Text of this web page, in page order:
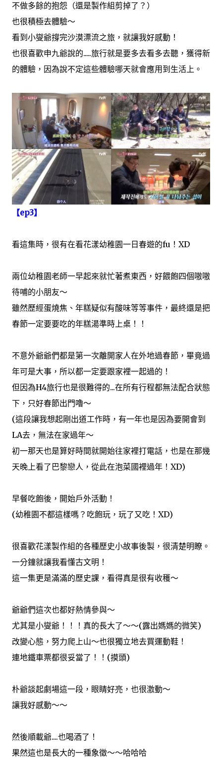
不做多餘的抱怨（還是製作組剪掉了？）
也很積極去體驗～
看到小燮爺撐完沙漠漂流之旅，就讓我好感動！
也很喜歡申九爺說的.....旅行就是要多去看多去聽，獲得新
的體驗，因為說不定這些體驗哪天就會應用到生活上。
【ep3】
看這集時，很有在看花漾幼稚園一日春遊的fu！XD
兩位幼稚園老師一早起來就忙著煮東西，好餵飽四個嗷嗷
待哺的小朋友～
雖然歷經蛋燒焦、年糕疑似有酸味等等事件，最終還是把
春節一定要要吃的年糕湯準時上桌！！
不意外爺爺們都是第一次離開家人在外地過春節，畢竟過
年可是大事，所以都一定要跟家裡一起過的！
但因為H4旅行也是很難得的...在所有行程都無法配合狀態
下，只好春節出門嚕～
(這段讓我想起剛出道工作時，有一年也是因為要開會到
LA去，無法在家過年～
初一那天也是算好時間就開始往家裡打電話，也是在那幾
天晚上看了巴黎戀人，從此在泡菜國裡過年！XD)
早餐吃飽後，開始戶外活動！
(幼稚園不都這樣嗎？吃飽玩，玩了又吃！XD)
很喜歡花漾製作組的各種歷史小故事後製，很清楚明瞭。
一分鐘就讓我看懂古文明！
這一集更是滿滿的歷史課，看得真是很有收穫～
爺爺們這次也都好熱情參與～
尤其是小燮爺！！！真的長大了～～(露出媽媽的微笑)
改變心態，努力爬上山～也很獨立地去買運動鞋！
連地鐵車票都很妥當了！！(摸頭)
朴爺談起劇場這一段，眼睛好亮，也很激動～
讓我好感動～～
然後順載爺....也喝酒了！
果然這也是長大的一種象徵～～哈哈哈